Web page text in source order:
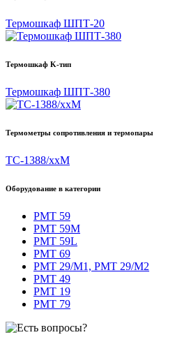
Термошкаф ШПТ-20
Термошкаф K-тип
Термошкаф ШПТ-380
Термометры сопротивления и термопары
ТС-1388/ххМ
Оборудование в категории
РМТ 59
РМТ 59М
РМТ 59L
РМТ 69
РМТ 29/М1, РМТ 29/М2
РМТ 49
РМТ 19
РМТ 79